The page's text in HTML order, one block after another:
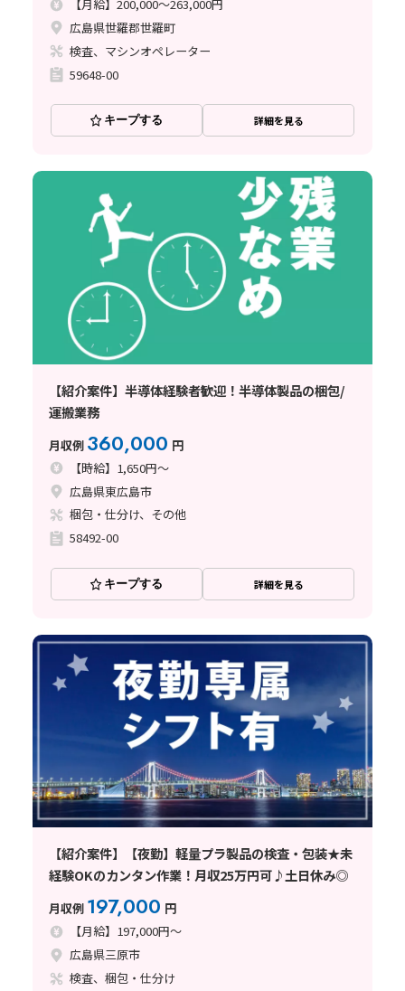
【月給】200,000～263,000円
広島県世羅郡世羅町
検査、マシンオペレーター
59648-00
キープする 詳細を見る
【紹介案件】半導体経験者歓迎！半導体製品の梱包/
運搬業務
月収例 360,000 円
【時給】1,650円～
広島県東広島市
梱包・仕分け、その他
58492-00
キープする 詳細を見る
【紹介案件】【夜勤】軽量プラ製品の検査・包装★未
経験OKのカンタン作業！月収25万円可♪土日休み◎
月収例 197,000 円
【月給】197,000円～
広島県三原市
検査、梱包・仕分け